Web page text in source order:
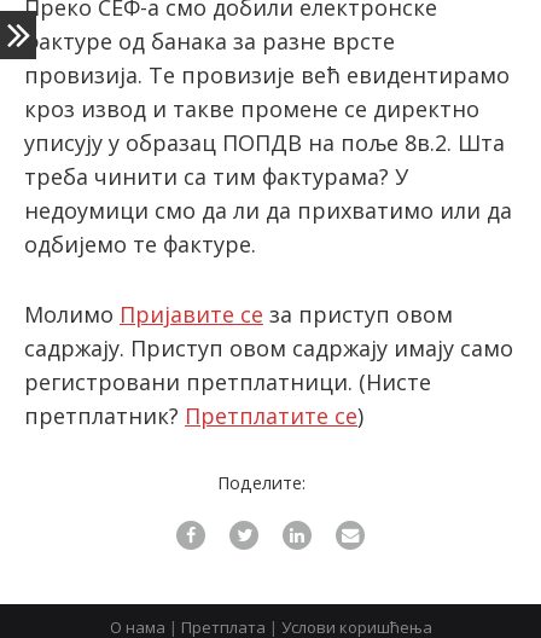
Пријава
latinica
Преко СЕФ-а смо добили електронске
фактуре од банака за разне врсте
провизија. Те провизије већ евидентирамо
кроз извод и такве промене се директно
уписују у образац ПОПДВ на поље 8в.2. Шта
треба чинити са тим фактурама? У
недоумици смо да ли да прихватимо или да
одбијемо те фактуре.
Молимо Пријавите се за приступ овом
садржају. Приступ овом садржају имају само
регистровани претплатници. (Нисте
претплатник? Претплатите се)
Поделите:
О нама | Претплата | Услови коришћења